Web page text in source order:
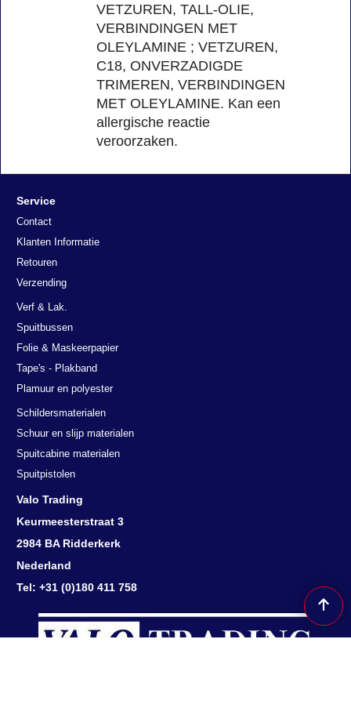
VETZUREN, TALL-OLIE,
VERBINDINGEN MET
OLEYLAMINE ; VETZUREN,
C18, ONVERZADIGDE
TRIMEREN, VERBINDINGEN
MET OLEYLAMINE. Kan een
allergische reactie
veroorzaken.
Service
Contact
Klanten Informatie
Retouren
Verzending
Verf & Lak.
Spuitbussen
Folie & Maskeerpapier
Tape's - Plakband
Plamuur en polyester
Schildersmaterialen
Schuur en slijp materialen
Spuitcabine materialen
Spuitpistolen
Valo Trading
Keurmeesterstraat 3
2984 BA Ridderkerk
Nederland
Tel: +31 (0)180 411 758